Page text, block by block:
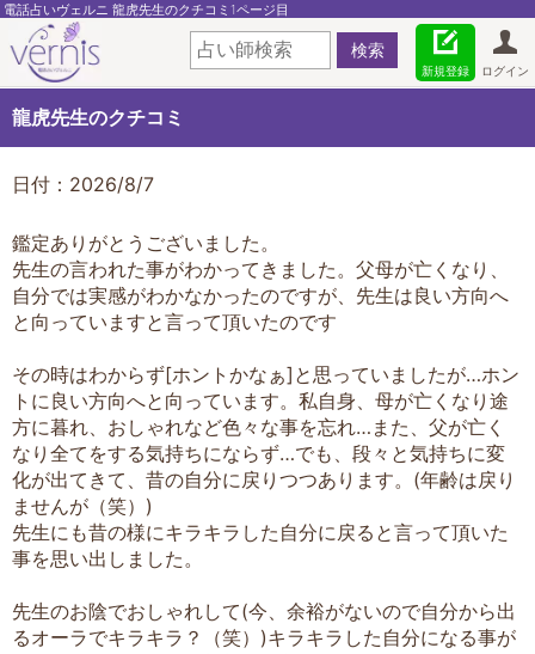
電話占いヴェルニ 龍虎先生のクチコミ1ページ目
ログイン
新規登録
龍虎先生のクチコミ
日付：2026/8/7
鑑定ありがとうございました。
先生の言われた事がわかってきました。父母が亡くなり、
自分では実感がわかなかったのですが、先生は良い方向へ
と向っていますと言って頂いたのです
その時はわからず[ホントかなぁ]と思っていましたが…ホン
トに良い方向へと向っています。私自身、母が亡くなり途
方に暮れ、おしゃれなど色々な事を忘れ…また、父が亡く
なり全てをする気持ちにならず…でも、段々と気持ちに変
化が出てきて、昔の自分に戻りつつあります。(年齢は戻り
ませんが（笑）)
先生にも昔の様にキラキラした自分に戻ると言って頂いた
事を思い出しました。
先生のお陰でおしゃれして(今、余裕がないので自分から出
るオーラでキラキラ？（笑）)キラキラした自分になる事が